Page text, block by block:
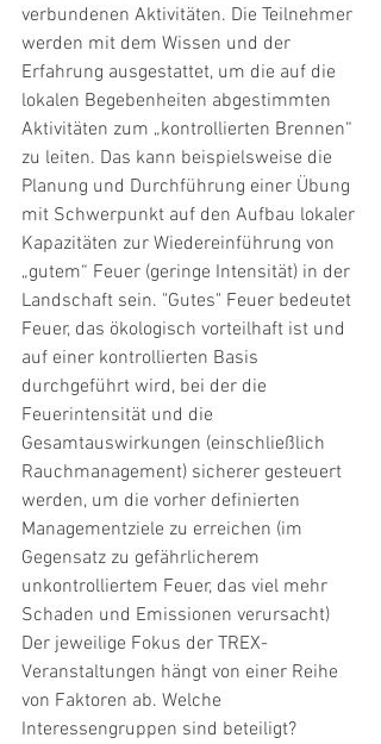
verbundenen Aktivitäten. Die Teilnehmer
werden mit dem Wissen und der
Erfahrung ausgestattet, um die auf die
lokalen Begebenheiten abgestimmten
Aktivitäten zum „kontrollierten Brennen“
zu leiten. Das kann beispielsweise die
Planung und Durchführung einer Übung
mit Schwerpunkt auf den Aufbau lokaler
Kapazitäten zur Wiedereinführung von
„gutem“ Feuer (geringe Intensität) in der
Landschaft sein. "Gutes" Feuer bedeutet
Feuer, das ökologisch vorteilhaft ist und
auf einer kontrollierten Basis
durchgeführt wird, bei der die
Feuerintensität und die
Gesamtauswirkungen (einschließlich
Rauchmanagement) sicherer gesteuert
werden, um die vorher definierten
Managementziele zu erreichen (im
Gegensatz zu gefährlicherem
unkontrolliertem Feuer, das viel mehr
Schaden und Emissionen verursacht)
Der jeweilige Fokus der TREX-
Veranstaltungen hängt von einer Reihe
von Faktoren ab. Welche
Interessengruppen sind beteiligt?